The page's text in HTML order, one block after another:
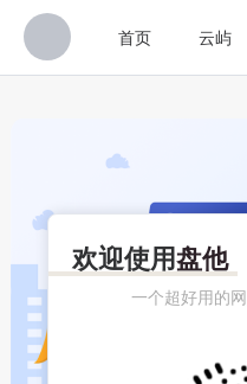
首页 云屿
欢迎使用盘他
一个超好用的